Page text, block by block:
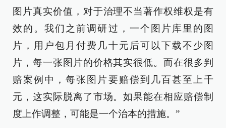
图片真实价值，对于治理不当著作权维权是有
效的。我们之前调研过，一个图片库里的图
片，用户包月付费几十元后可以下载不少图
片，每一张图片的价格其实很低。而在很多判
赔案例中，每张图片要赔偿到几百甚至上千
元，这实际脱离了市场。如果能在相应赔偿制
度上作调整，可能是一个治本的措施。”